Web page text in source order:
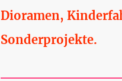
Dioramen,
Sonderprojekte.